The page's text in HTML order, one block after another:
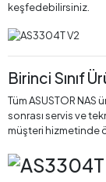
keşfedebilirsiniz.
Birinci Sınıf
Tüm ASUSTOR NAS
sonrası servis ve
müşteri hizmetinde